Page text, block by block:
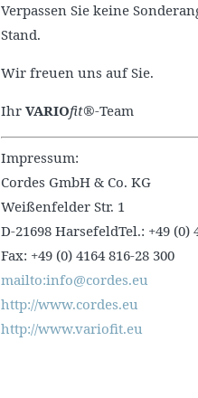
Verpassen Sie keine
Stand.
Wir freuen uns auf Sie.
Ihr VARIOfit®-Team
Impressum:
Cordes GmbH & Co. KG
Weißenfelder Str. 1
D-21698 HarsefeldTel.: +49 (0)
Fax: +49 (0) 4164 816-28 300
mailto:info@cordes.eu
http://www.cordes.eu
http://www.variofit.eu